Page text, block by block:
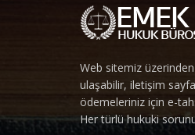
Web sitemiz
ulaşabilir, iletişim
ödemeleriniz için e-
Her türlü hukuki